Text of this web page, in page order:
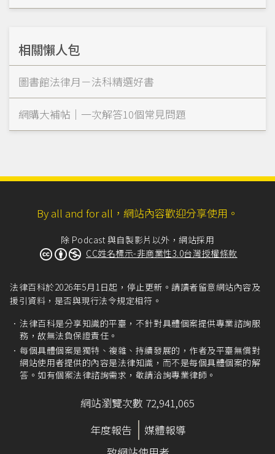
相關懶人包
圖書館法律月－法科精選好書
網購大補帖｜一次解答10個常見問題
By all and for all，網站內容歡迎分享使用。
除 Podcast 與自製影片以外，網站採用
CC姓名標示-非商業性3.0台灣授權條款
法律百科於2026年5月1日起，停止更新。請讀者留意網站內容及
援引資料，是否與現行法令規定相符。
法律百科是分享知識的平臺，不針對具體個案提供專業諮詢服
務，故無法負保證責任。
每個具體個案是獨特、複雜、持續發展的，作者及平臺無償對
網站使用者提供的內容是法律知識，而不是每個具體個案的解
答。如有個案法律諮詢需求，敬請洽詢專業律師。
網站瀏覽次數 72,941,065
年度報告
媒體報導